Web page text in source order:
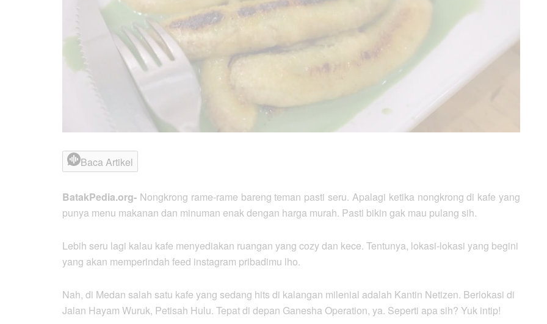
Baca Artikel
BatakPedia.org- Nongkrong rame-rame bareng teman pasti seru. Apalagi ketika nongkrong di kafe yang
punya menu makanan dan minuman enak dengan harga murah. Pasti bikin gak mau pulang sih.
Lebih seru lagi kalau kafe menyediakan ruangan yang cozy dan kece. Tentunya, lokasi-lokasi yang begini
yang akan memperindah feed instagram pribadimu lho.
Nah, di Medan salah satu kafe yang sedang hits di kalangan milenial adalah Kantin Netizen. Berlokasi di
Jalan Hayam Wuruk, Petisah Hulu. Tepat di depan Ganesha Operation, ya. Seperti apa sih? Yuk intip!